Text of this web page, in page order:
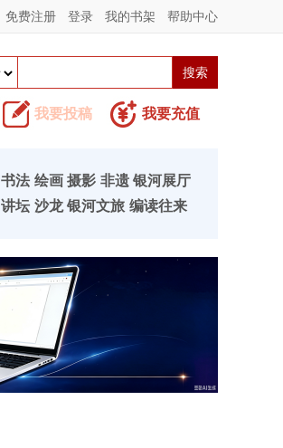
免费注册 登录 我的书架 帮助中心
我要投稿 我要充值
书法 绘画 摄影 非遗 银河展厅
讲坛 沙龙 银河文旅 编读往来